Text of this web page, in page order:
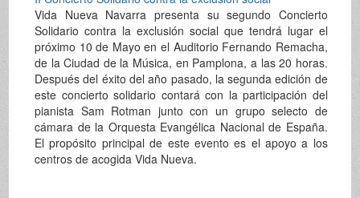
Vida Nueva Navarra presenta su segundo Concierto
Solidario contra la exclusión social que tendrá lugar el
próximo 10 de Mayo en el Auditorio Fernando Remacha,
de la Ciudad de la Música, en Pamplona, a las 20 horas.
Después del éxito del año pasado, la segunda edición de
este concierto solidario contará con la participación del
pianista Sam Rotman junto con un grupo selecto de
cámara de la Orquesta Evangélica Nacional de España.
El propósito principal de este evento es el apoyo a los
centros de acogida Vida Nueva.